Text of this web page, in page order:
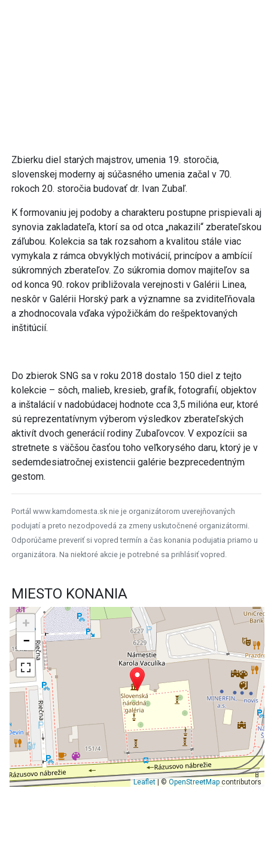
Zbierku diel starých majstrov, umenia 19. storočia,
slovenskej moderny aj súčasného umenia začal v 70.
rokoch 20. storočia budovať dr. Ivan Zubaľ.
K formovaniu jej podoby a charakteru postupne prispievali aj
synovia zakladateľa, ktorí sa od otca „nakazili“ zberateľskou
záľubou. Kolekcia sa tak rozsahom a kvalitou stále viac
vymykala z rámca obvyklých motivácií, princípov a ambícií
súkromných zberateľov. Zo súkromia domov majiteľov sa
od konca 90. rokov približovala verejnosti v Galérii Linea,
neskôr v Galérii Horský park a významne sa zviditeľňovala
a zhodnocovala vďaka výpožičkám do rešpektovaných
inštitúcií.
Do zbierok SNG sa v roku 2018 dostalo 150 diel z tejto
kolekcie – sôch, malieb, kresieb, grafík, fotografií, objektov
a inštalácií v nadobúdacej hodnote cca 3,5 milióna eur, ktoré
sú reprezentatívnym výberom výsledkov zberateľských
aktivít dvoch generácií rodiny Zubaľovcov. V expozícii sa
stretnete s väčšou časťou toho veľkorysého daru, ktorý je v
sedemdesiatročnej existencii galérie bezprecedentným
gestom.
Portál www.kamdomesta.sk nie je organizátorom uverejňovaných
podujatí a preto nezodpovedá za zmeny uskutočnené organizátormi.
Odporúčame preveriť si vopred termín a čas konania podujatia priamo u
organizátora. Na niektoré akcie je potrebné sa prihlásiť vopred.
MIESTO KONANIA
+
−
Leaflet| © OpenStreetMapcontributors